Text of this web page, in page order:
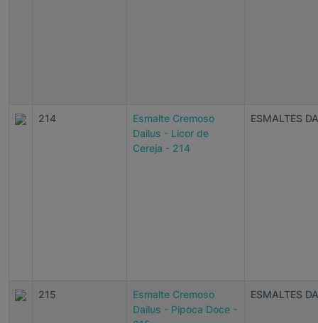
214
Esmalte Cremoso
Dailus - Licor de
Cereja - 214
ESMALTES
215
Esmalte Cremoso
Dailus - Pipoca Doce -
ESMALTES